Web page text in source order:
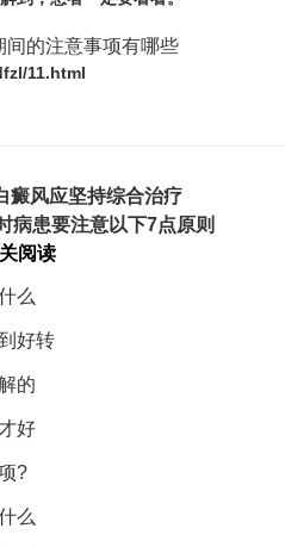
间的注意事项有哪些
11.html
癜风应坚持综合治疗
病患要注意以下7点原则
阅读
么
好转
的
好
?
么